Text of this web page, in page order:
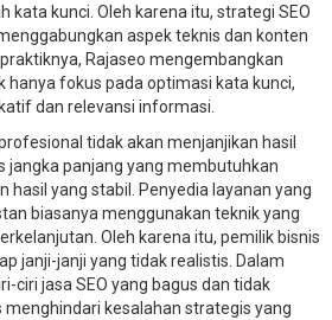
kata kunci. Oleh karena itu, strategi SEO
aspek teknis dan konten
Rajaseo mengembangkan
hanya fokus pada optimasi kata kunci,
dan relevansi informasi.
tidak akan menjanjikan hasil
jangka panjang yang membutuhkan
hasil yang stabil. Penyedia layanan yang
biasanya menggunakan teknik yang
Oleh karena itu, pemilik bisnis
janji-janji yang tidak realistis. Dalam
ciri jasa SEO yang bagus dan tidak
kesalahan strategis yang